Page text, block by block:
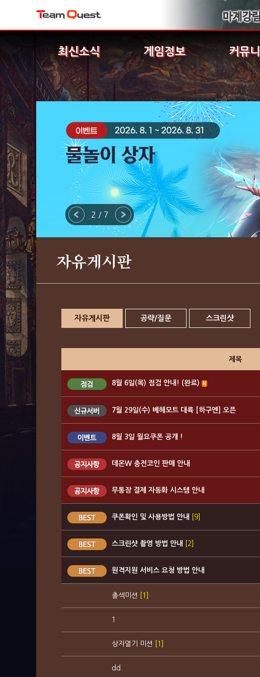
최신소식 게임정보 커뮤
2 / 7
자유게시판
자유게시판 공략/질문 스크린샷
제목
8월 6일(목) 점검 안내! (완료) N
7월 29일(수) 베헤모트 대륙 [하구엔] 오픈
8월 3일 월요쿠폰 공개 !
데몬W 충전코인 판매 안내
무통장 결제 자동화 시스템 안내
쿠폰확인 및 사용방법 안내 [9]
스크린샷 촬영 방법 안내 [2]
원격지원 서비스 요청 방법 안내
출섹미션 [1]
1
상자열기 미션 [1]
dd